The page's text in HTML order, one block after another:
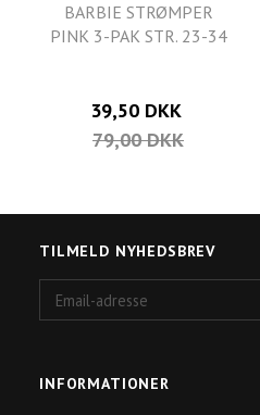
BARBIE STRØMPER
PINK 3-PAK STR. 23-34
39,50 DKK
79,00 DKK
TILMELD NYHEDSBREV
adresse
INFORMATIONER